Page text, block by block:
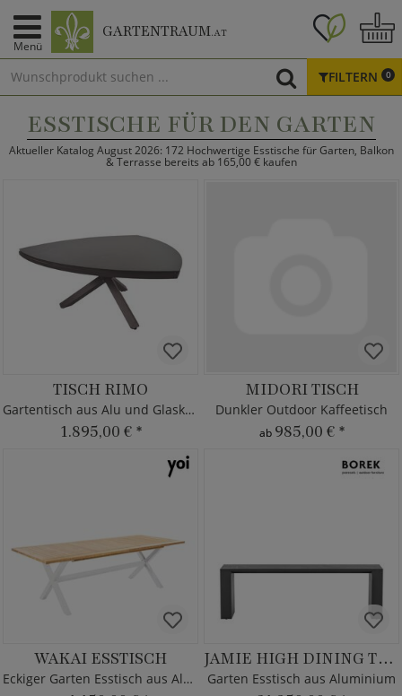
Menü
GARTENTRAUM.AT
FILTERN 0
ESSTISCHE FÜR DEN GARTEN
Aktueller Katalog August 2026: 172 Hochwertige Esstische für Garten, Balkon
& Terrasse bereits ab 165,00 € kaufen
TISCH RIMO
Gartentisch aus Alu und Glaskeramik
1.895,00 € *
MIDORI TISCH
Dunkler Outdoor Kaffeetisch
ab 985,00 € *
WAKAI ESSTISCH
Eckiger Garten Esstisch aus Alu & Teak
JAMIE HIGH DINING TISCH
Garten Esstisch aus Aluminium